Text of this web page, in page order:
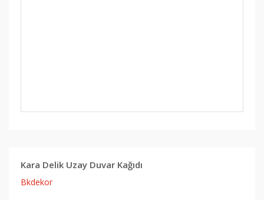
Kara Delik Uzay Duvar Kağıdı
Bkdekor